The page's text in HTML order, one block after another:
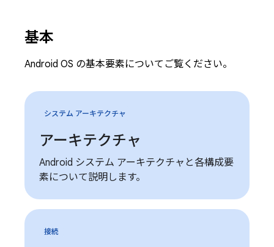
基本
Android OS の基本要素についてご覧ください。
システム アーキテクチャ
アーキテクチャ
Android システム アーキテクチャと各構成要
素について説明します。
接続